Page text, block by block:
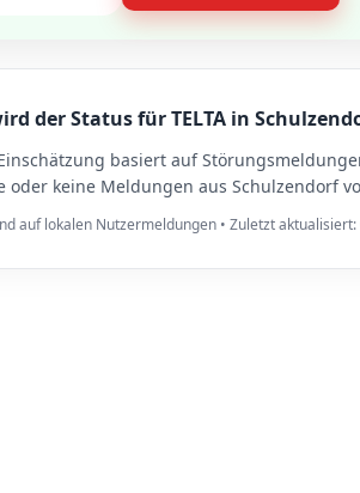
der Status für TELTA in
basiert auf
oder keine Meldungen aus Schulzendorf
auf lokalen Nutzermeldungen • Zuletzt